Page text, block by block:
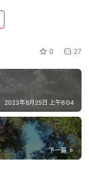
0 27
2023年8月25日 上午6:04
下一篇